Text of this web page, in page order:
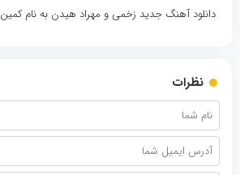
دانلود آهنگ جدید زخمی و مهراد هیدن به نام کمین
نظرات